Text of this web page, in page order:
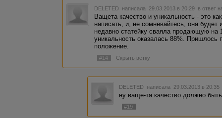
DELETED написала 29.03.2013 в 20:29 в ответ
Ващета качество и уникальность - это
написать, и, не сомневайтесь, она
недавно статейку сваяла продающую на
уникальность оказалась 88%. Пришлось
положение.
#14 Скрыть ветку
DELETED написала 29.03.2013 в
ну ваще-та качество должно
#19